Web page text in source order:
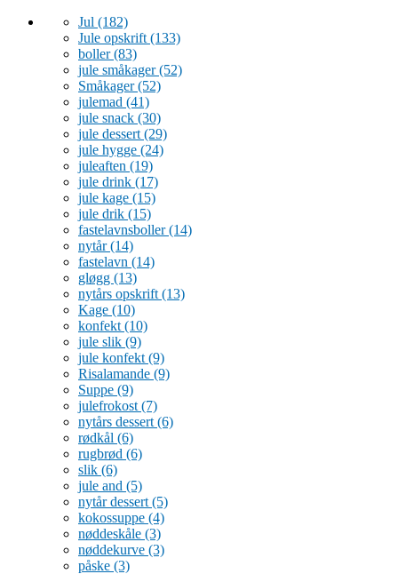
Jul (182)
Jule opskrift (133)
boller(83)
jule småkager(52)
Småkager(52)
julemad (41)
jule snack (30)
jule dessert (29)
jule hygge (24)
juleaften (19)
jule drink (17)
jule kage (15)
jule drik (15)
fastelavnsboller(14)
nytår(14)
fastelavn (14)
gløgg (13)
nytårs opskrift (13)
Kage (10)
konfekt (10)
jule slik (9)
jule konfekt (9)
Risalamande (9)
Suppe (9)
julefrokost (7)
nytårs dessert (6)
rødkål (6)
rugbrød (6)
slik (6)
jule and (5)
nytår dessert (5)
kokossuppe (4)
nøddeskåle (3)
nøddekurve (3)
påske (3)